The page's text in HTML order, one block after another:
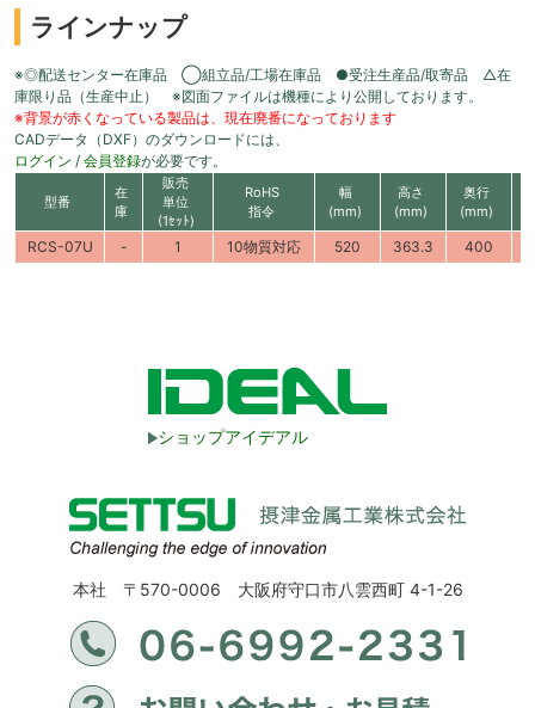
ラインナップ
※◎配送センター在庫品 ◯組立品/工場在庫品 ●受注生産品/取寄品 △在
庫限り品（生産中止） ※図面ファイルは機種により公開しております。
※背景が赤くなっている製品は、現在廃番になっております
CADデータ（DXF）のダウンロードには、
ログイン / 会員登録が必要です。
型番
在
庫
販売
単位
(1ｾｯﾄ)
RoHS
指令
幅
(mm)
高さ
(mm)
奥行
(mm)
RCS-07U - 1 10物質対応 520 363.3 400
ショップアイデアル
本社 〒570-0006 大阪府守口市八雲西町 4-1-26